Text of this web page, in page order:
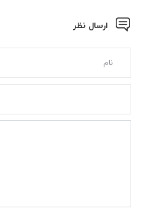
ارسال نظر